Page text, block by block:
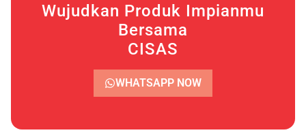
Wujudkan Produk Impianmu
Bersama
CISAS
WHATSAPP NOW